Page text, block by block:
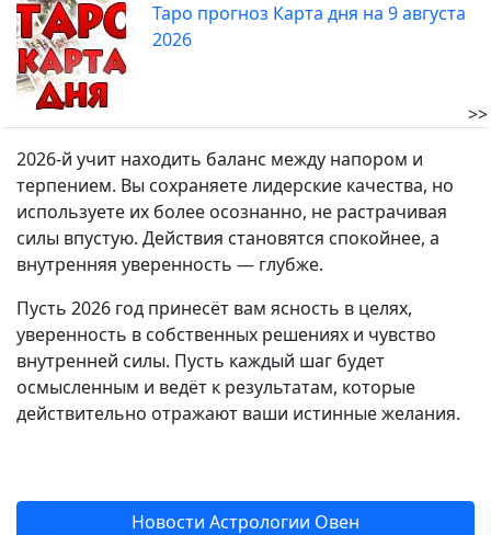
Таро прогноз Карта дня на 9 августа
2026
>>
2026-й учит находить баланс между напором и
терпением. Вы сохраняете лидерские качества, но
используете их более осознанно, не растрачивая
силы впустую. Действия становятся спокойнее, а
внутренняя уверенность — глубже.
Пусть 2026 год принесёт вам ясность в целях,
уверенность в собственных решениях и чувство
внутренней силы. Пусть каждый шаг будет
осмысленным и ведёт к результатам, которые
действительно отражают ваши истинные желания.
Новости Астрологии Овен